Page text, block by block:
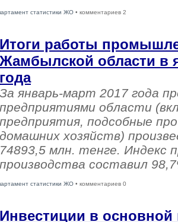
статистики ЖО • комментариев 2
Итоги работы
Жамбылской области в
года
За январь-март 2017 года
предприятиями области
предприятия, подсобные
домашних хозяйств)
74893,5 млн. тенге. Индекс
производства составил
статистики ЖО • комментариев 0
Инвестиции в основной